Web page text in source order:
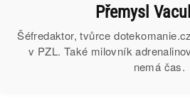
Přemysl
Šéfredaktor, tvůrce
v PZL. Také milovník
nemá čas.